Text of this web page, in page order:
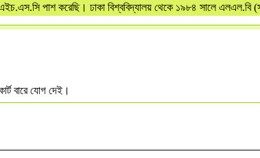
পাশ করেছি। ঢাকা বিশ্ববিদ্যালয় থেকে ১৯৮৪ সালে এলএল.বি
বারে যোগ দেই।